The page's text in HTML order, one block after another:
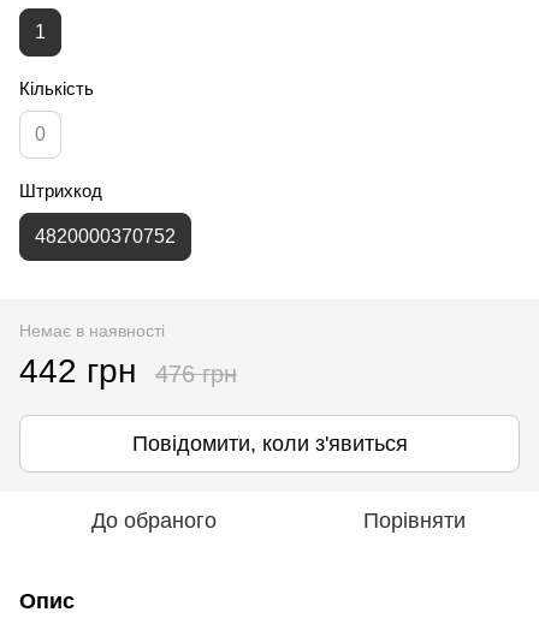
1
Кількість
0
Штрихкод
4820000370752
Немає в наявності
442 грн 476 грн
Повідомити, коли з'явиться
До обраного Порівняти
Опис